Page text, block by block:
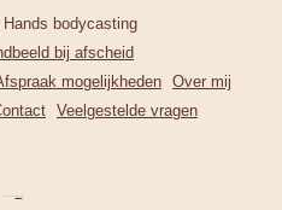
bodycasting
bij afscheid
mogelijkheden Over mij
Veelgestelde vragen